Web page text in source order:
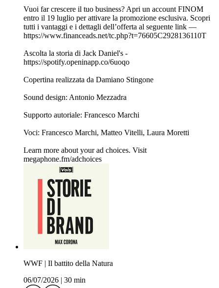
Vuoi far crescere il tuo business? Apri un account FINOM
entro il 19 luglio per attivare la promozione esclusiva. Scopri
tutti i vantaggi e i dettagli dell’offerta al seguente link —
⁠⁠https://www.financeads.net/tc.php?t=76605C2928136110T⁠⁠
Ascolta la storia di Jack Daniel's -⁠⁠
https://spotify.openinapp.co/6uoqo⁠⁠⁠⁠⁠⁠
Copertina realizzata da ⁠⁠⁠Damiano Stingone⁠⁠⁠
Sound design: Antonio Mezzadra
Supporto autoriale: Francesco Marchi
Voci: Francesco Marchi, Matteo Vitelli, Laura Moretti
Learn more about your ad choices. Visit
megaphone.fm/adchoices
WWF | Il battito della Natura
06/07/2026
30 min